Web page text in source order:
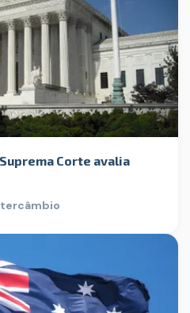
Corte avalia